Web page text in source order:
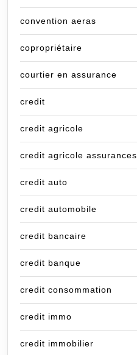
convention aeras
copropriétaire
courtier en assurance
credit
credit agricole
credit agricole assurances
credit auto
credit automobile
credit bancaire
credit banque
credit consommation
credit immo
credit immobilier